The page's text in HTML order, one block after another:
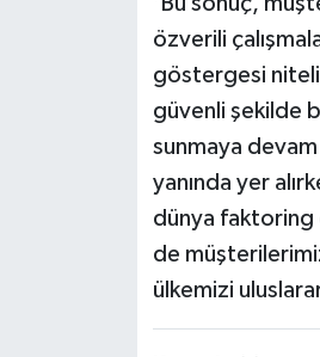
özverili
göstergesi
güvenli şekilde
sunmaya
yanında yer
dünya
de
ülkemizi